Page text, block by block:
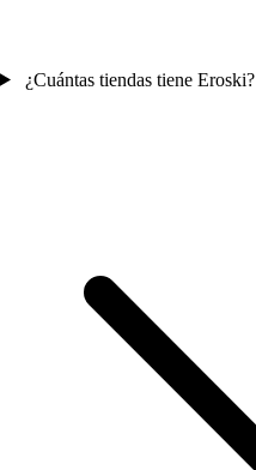
¿Cuántas tiendas tiene Eroski?